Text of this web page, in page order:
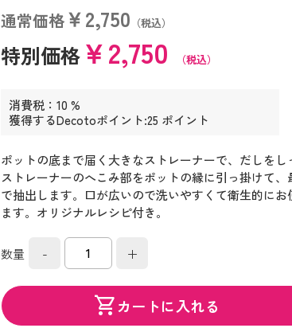
通常価格￥2,750 （税込）
特別価格￥2,750 （税込）
消費税：10 %
獲得するDecotoポイント:25 ポイント
ポットの底まで届く大きなストレーナーで、だしをし
ストレーナーのへこみ部をポットの縁に引っ掛けて、
で抽出します。口が広いので洗いやすくて衛生的にお
ます。オリジナルレシピ付き。
数量 - +
shopping_cartカートに入れる